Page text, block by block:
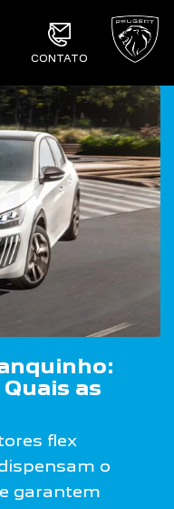
CONTATO
as
flex
o
garantem